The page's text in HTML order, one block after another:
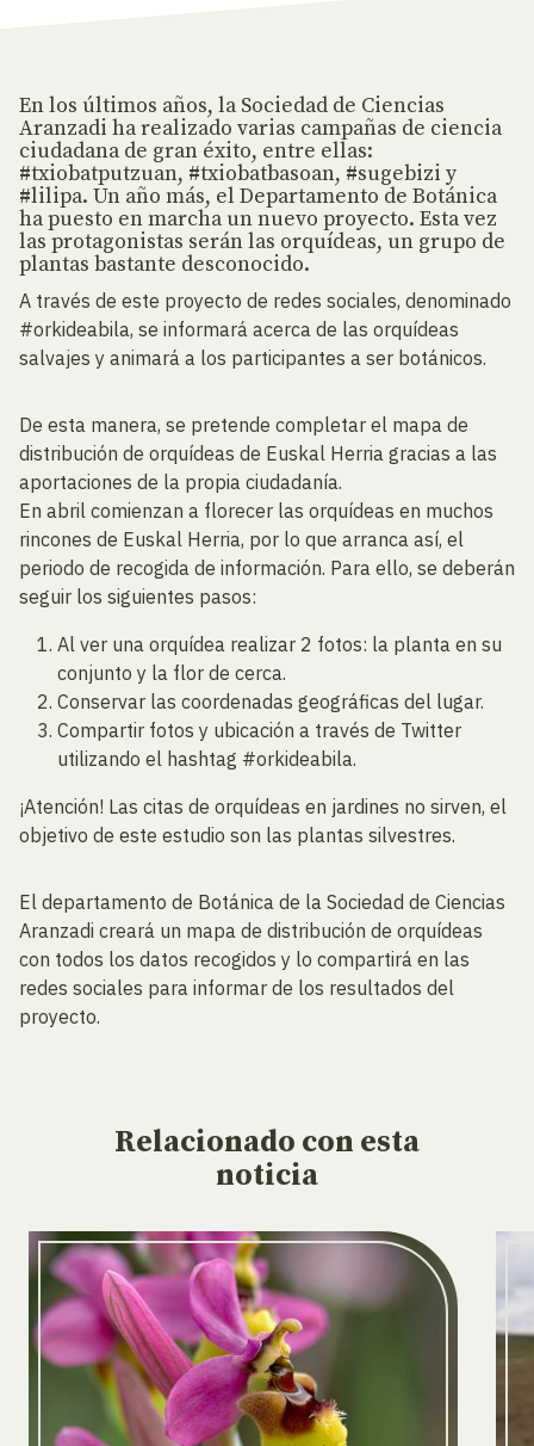
En los últimos años, la Sociedad de Ciencias
Aranzadi ha realizado varias campañas de ciencia
ciudadana de gran éxito, entre ellas:
#txiobatputzuan, #txiobatbasoan, #sugebizi y
#lilipa. Un año más, el Departamento de Botánica
ha puesto en marcha un nuevo proyecto. Esta vez
las protagonistas serán las orquídeas, un grupo de
plantas bastante desconocido.
A través de este proyecto de redes sociales, denominado
#orkideabila, se informará acerca de las orquídeas
salvajes y animará a los participantes a ser botánicos.
De esta manera, se pretende completar el mapa de
distribución de orquídeas de Euskal Herria gracias a las
aportaciones de la propia ciudadanía.
En abril comienzan a florecer las orquídeas en muchos
rincones de Euskal Herria, por lo que arranca así, el
periodo de recogida de información. Para ello, se deberán
seguir los siguientes pasos:
Al ver una orquídea realizar 2 fotos: la planta en su
conjunto y la flor de cerca.
Conservar las coordenadas geográficas del lugar.
Compartir fotos y ubicación a través de Twitter
utilizando el hashtag #orkideabila.
¡Atención! Las citas de orquídeas en jardines no sirven, el
objetivo de este estudio son las plantas silvestres.
El departamento de Botánica de la Sociedad de Ciencias
Aranzadi creará un mapa de distribución de orquídeas
con todos los datos recogidos y lo compartirá en las
redes sociales para informar de los resultados del
proyecto.
Relacionado con esta
noticia